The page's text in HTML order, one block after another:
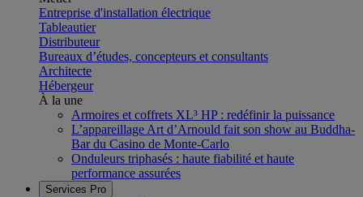
Entreprise d'installation électrique
Tableautier
Distributeur
Bureaux d’études, concepteurs et consultants
Architecte
Hébergeur
À la une
Armoires et coffrets XL³ HP : redéfinir la puissance
L’appareillage Art d’Arnould fait son show au Buddha-
Bar du Casino de Monte-Carlo
Onduleurs triphasés : haute fiabilité et haute
performance assurées
Services Pro